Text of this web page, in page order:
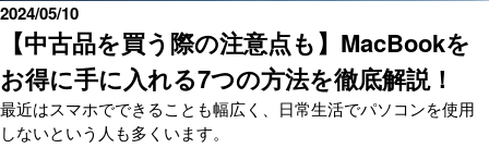
【中古品を買う際の注意点も】MacBookを
お得に手に入れる7つの方法を徹底解説！
2024/05/10
最近はスマホでできることも幅広く、日常生活でパソコンを使用
しないという人も多くいます。